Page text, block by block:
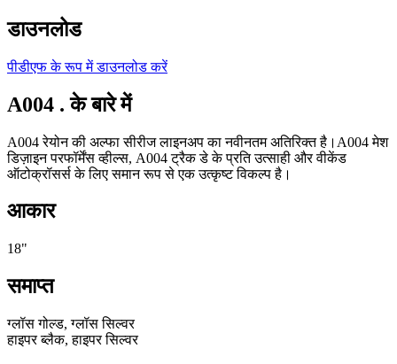
डाउनलोड
पीडीएफ के रूप में डाउनलोड करें
A004 . के बारे में
A004 रेयोन की अल्फा सीरीज लाइनअप का नवीनतम अतिरिक्त है।A004 मेश
डिज़ाइन परफॉर्मेंस व्हील्स, A004 ट्रैक डे के प्रति उत्साही और वीकेंड
ऑटोक्रॉसर्स के लिए समान रूप से एक उत्कृष्ट विकल्प है।
आकार
18"
समाप्त
ग्लॉस गोल्ड, ग्लॉस सिल्वर
हाइपर ब्लैक, हाइपर सिल्वर